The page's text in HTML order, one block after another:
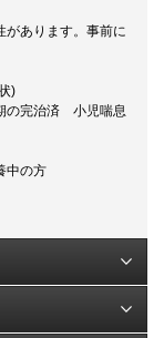
があります。事前に
)
の完治済 小児喘息
中の方